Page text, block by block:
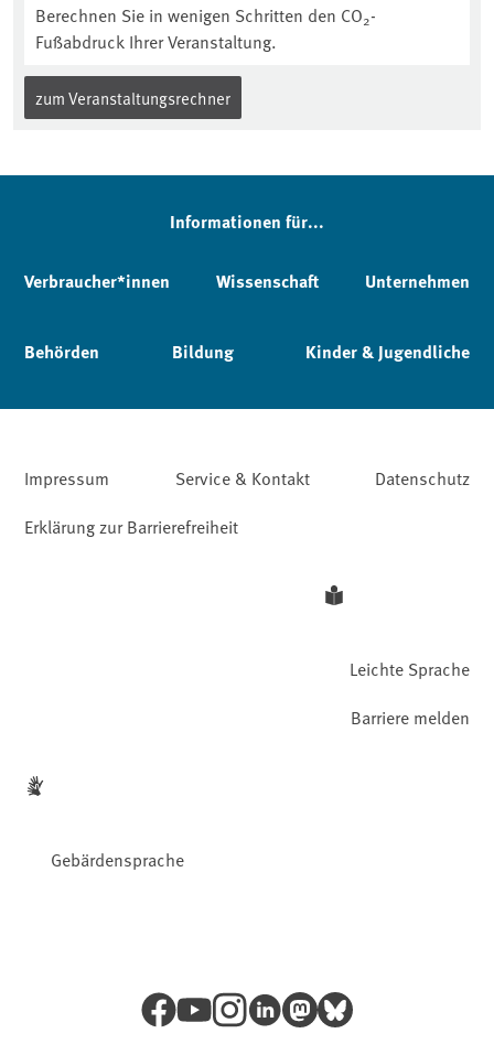
Berechnen Sie in wenigen Schritten den CO2-
Fußabdruck Ihrer Veranstaltung.
zum Veranstaltungsrechner
Informationen für...
Verbraucher*innen Wissenschaft Unternehmen
Behörden Bildung Kinder & Jugendliche
Impressum Service & Kontakt
Datenschutz
Erklärung zur Barrierefreiheit
Leichte Sprache
Gebärdensprache
Barriere melden